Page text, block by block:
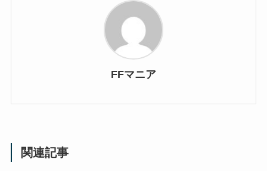
FFマニア
関連記事